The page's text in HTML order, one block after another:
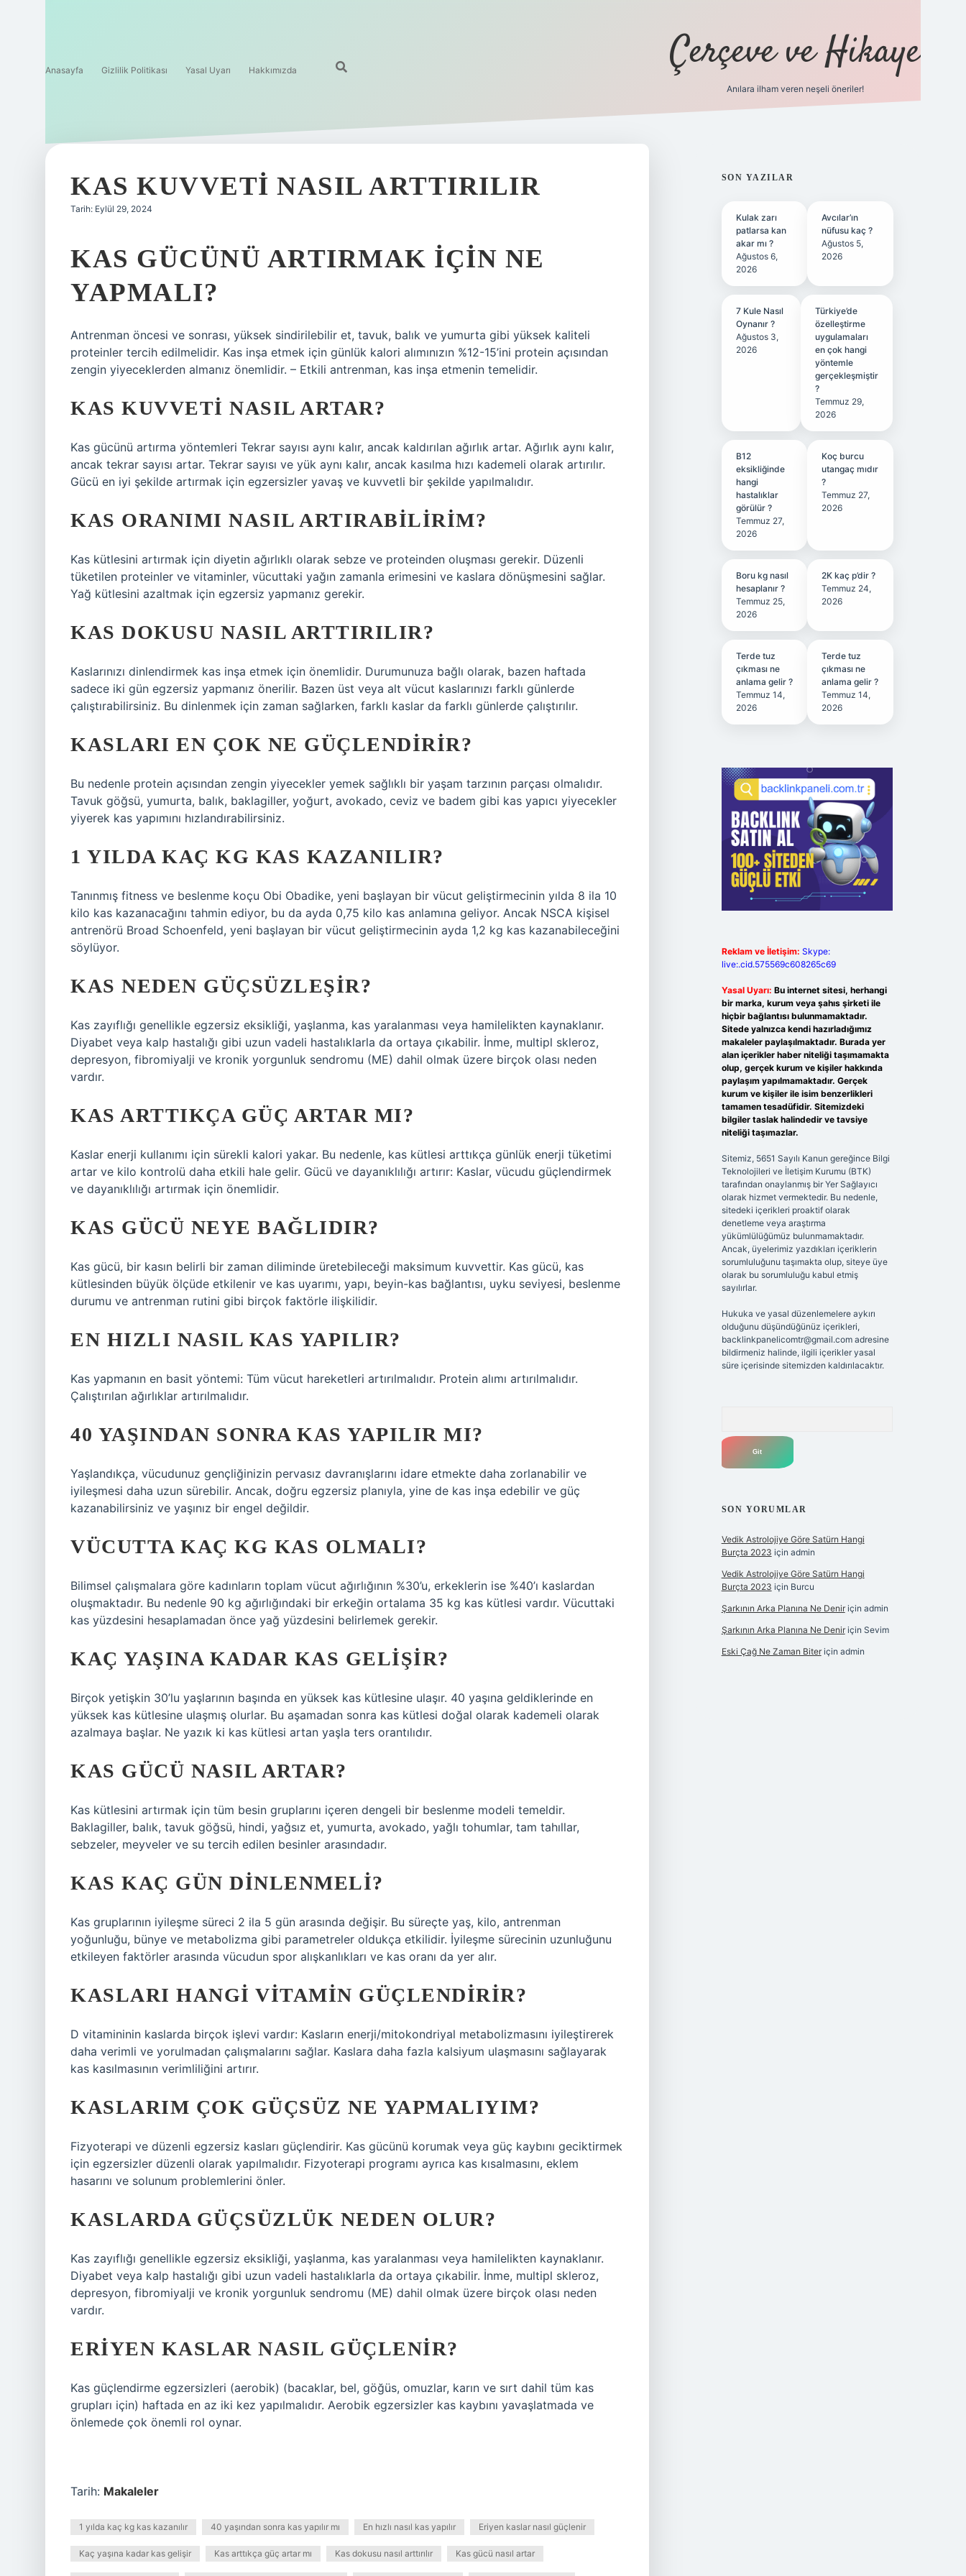
Anasayfa Gizlilik Politikası Yasal Uyarı Hakkımızda Çerçeve ve Hikaye
Anılara ilham veren neşeli öneriler!
KAS KUVVETI NASIL ARTTIRILIR
Tarih: Eylül 29, 2024
KAS GÜCÜNÜ ARTIRMAK IÇIN NE
YAPMALI?
Antrenman öncesi ve sonrası, yüksek sindirilebilir et, tavuk, balık ve yumurta gibi yüksek kaliteli
proteinler tercih edilmelidir. Kas inşa etmek için günlük kalori alımınızın %12-15’ini protein açısından
zengin yiyeceklerden almanız önemlidir. – Etkili antrenman, kas inşa etmenin temelidir.
KAS KUVVETI NASIL ARTAR?
Kas gücünü artırma yöntemleri Tekrar sayısı aynı kalır, ancak kaldırılan ağırlık artar. Ağırlık aynı kalır,
ancak tekrar sayısı artar. Tekrar sayısı ve yük aynı kalır, ancak kasılma hızı kademeli olarak artırılır.
Gücü en iyi şekilde artırmak için egzersizler yavaş ve kuvvetli bir şekilde yapılmalıdır.
KAS ORANIMI NASIL ARTIRABILIRIM?
Kas kütlesini artırmak için diyetin ağırlıklı olarak sebze ve proteinden oluşması gerekir. Düzenli
tüketilen proteinler ve vitaminler, vücuttaki yağın zamanla erimesini ve kaslara dönüşmesini sağlar.
Yağ kütlesini azaltmak için egzersiz yapmanız gerekir.
KAS DOKUSU NASIL ARTTIRILIR?
Kaslarınızı dinlendirmek kas inşa etmek için önemlidir. Durumunuza bağlı olarak, bazen haftada
sadece iki gün egzersiz yapmanız önerilir. Bazen üst veya alt vücut kaslarınızı farklı günlerde
çalıştırabilirsiniz. Bu dinlenmek için zaman sağlarken, farklı kaslar da farklı günlerde çalıştırılır.
KASLARI EN ÇOK NE GÜÇLENDIRIR?
Bu nedenle protein açısından zengin yiyecekler yemek sağlıklı bir yaşam tarzının parçası olmalıdır.
Tavuk göğsü, yumurta, balık, baklagiller, yoğurt, avokado, ceviz ve badem gibi kas yapıcı yiyecekler
yiyerek kas yapımını hızlandırabilirsiniz.
1 YILDA KAÇ KG KAS KAZANILIR?
Tanınmış fitness ve beslenme koçu Obi Obadike, yeni başlayan bir vücut geliştirmecinin yılda 8 ila 10
kilo kas kazanacağını tahmin ediyor, bu da ayda 0,75 kilo kas anlamına geliyor. Ancak NSCA kişisel
antrenörü Broad Schoenfeld, yeni başlayan bir vücut geliştirmecinin ayda 1,2 kg kas kazanabileceğini
söylüyor.
KAS NEDEN GÜÇSÜZLEŞIR?
Kas zayıflığı genellikle egzersiz eksikliği, yaşlanma, kas yaralanması veya hamilelikten kaynaklanır.
Diyabet veya kalp hastalığı gibi uzun vadeli hastalıklarla da ortaya çıkabilir. İnme, multipl skleroz,
depresyon, fibromiyalji ve kronik yorgunluk sendromu (ME) dahil olmak üzere birçok olası neden
vardır.
KAS ARTTIKÇA GÜÇ ARTAR MI?
Kaslar enerji kullanımı için sürekli kalori yakar. Bu nedenle, kas kütlesi arttıkça günlük enerji tüketimi
artar ve kilo kontrolü daha etkili hale gelir. Gücü ve dayanıklılığı artırır: Kaslar, vücudu güçlendirmek
ve dayanıklılığı artırmak için önemlidir.
KAS GÜCÜ NEYE BAĞLIDIR?
Kas gücü, bir kasın belirli bir zaman diliminde üretebileceği maksimum kuvvettir. Kas gücü, kas
kütlesinden büyük ölçüde etkilenir ve kas uyarımı, yapı, beyin-kas bağlantısı, uyku seviyesi, beslenme
durumu ve antrenman rutini gibi birçok faktörle ilişkilidir.
EN HIZLI NASIL KAS YAPILIR?
Kas yapmanın en basit yöntemi: Tüm vücut hareketleri artırılmalıdır. Protein alımı artırılmalıdır.
Çalıştırılan ağırlıklar artırılmalıdır.
40 YAŞINDAN SONRA KAS YAPILIR MI?
Yaşlandıkça, vücudunuz gençliğinizin pervasız davranışlarını idare etmekte daha zorlanabilir ve
iyileşmesi daha uzun sürebilir. Ancak, doğru egzersiz planıyla, yine de kas inşa edebilir ve güç
kazanabilirsiniz ve yaşınız bir engel değildir.
VÜCUTTA KAÇ KG KAS OLMALI?
Bilimsel çalışmalara göre kadınların toplam vücut ağırlığının %30’u, erkeklerin ise %40’ı kaslardan
oluşmaktadır. Bu nedenle 90 kg ağırlığındaki bir erkeğin ortalama 35 kg kas kütlesi vardır. Vücuttaki
kas yüzdesini hesaplamadan önce yağ yüzdesini belirlemek gerekir.
KAÇ YAŞINA KADAR KAS GELIŞIR?
Birçok yetişkin 30’lu yaşlarının başında en yüksek kas kütlesine ulaşır. 40 yaşına geldiklerinde en
yüksek kas kütlesine ulaşmış olurlar. Bu aşamadan sonra kas kütlesi doğal olarak kademeli olarak
azalmaya başlar. Ne yazık ki kas kütlesi artan yaşla ters orantılıdır.
KAS GÜCÜ NASIL ARTAR?
Kas kütlesini artırmak için tüm besin gruplarını içeren dengeli bir beslenme modeli temeldir.
Baklagiller, balık, tavuk göğsü, hindi, yağsız et, yumurta, avokado, yağlı tohumlar, tam tahıllar,
sebzeler, meyveler ve su tercih edilen besinler arasındadır.
KAS KAÇ GÜN DINLENMELI?
Kas gruplarının iyileşme süreci 2 ila 5 gün arasında değişir. Bu süreçte yaş, kilo, antrenman
yoğunluğu, bünye ve metabolizma gibi parametreler oldukça etkilidir. İyileşme sürecinin uzunluğunu
etkileyen faktörler arasında vücudun spor alışkanlıkları ve kas oranı da yer alır.
KASLARI HANGI VITAMIN GÜÇLENDIRIR?
D vitamininin kaslarda birçok işlevi vardır: Kasların enerji/mitokondriyal metabolizmasını iyileştirerek
daha verimli ve yorulmadan çalışmalarını sağlar. Kaslara daha fazla kalsiyum ulaşmasını sağlayarak
kas kasılmasının verimliliğini artırır.
KASLARIM ÇOK GÜÇSÜZ NE YAPMALIYIM?
Fizyoterapi ve düzenli egzersiz kasları güçlendirir. Kas gücünü korumak veya güç kaybını geciktirmek
için egzersizler düzenli olarak yapılmalıdır. Fizyoterapi programı ayrıca kas kısalmasını, eklem
hasarını ve solunum problemlerini önler.
KASLARDA GÜÇSÜZLÜK NEDEN OLUR?
Kas zayıflığı genellikle egzersiz eksikliği, yaşlanma, kas yaralanması veya hamilelikten kaynaklanır.
Diyabet veya kalp hastalığı gibi uzun vadeli hastalıklarla da ortaya çıkabilir. İnme, multipl skleroz,
depresyon, fibromiyalji ve kronik yorgunluk sendromu (ME) dahil olmak üzere birçok olası neden
vardır.
ERIYEN KASLAR NASIL GÜÇLENIR?
Kas güçlendirme egzersizleri (aerobik) (bacaklar, bel, göğüs, omuzlar, karın ve sırt dahil tüm kas
grupları için) haftada en az iki kez yapılmalıdır. Aerobik egzersizler kas kaybını yavaşlatmada ve
önlemede çok önemli rol oynar.
Tarih: Makaleler
1 yılda kaç kg kas kazanılır 40 yaşından sonra kas yapılır mı En hızlı nasıl kas yapılır Eriyen kaslar nasıl güçlenir
Kaç yaşına kadar kas gelişir Kas arttıkça güç artar mı Kas dokusu nasıl arttırılır Kas gücü nasıl artar
SIDEBAR
SON YAZILAR
Kulak zarı
patlarsa kan
akar mı ?
Ağustos 6,
2026
Avcılar’ın
nüfusu kaç ?
Ağustos 5,
2026
7 Kule Nasıl
Oynanır ?
Ağustos 3,
2026
Türkiye’de
özelleştirme
uygulamaları
en çok hangi
yöntemle
gerçekleşmiştir
?
Temmuz 29,
2026
B12
eksikliğinde
hangi
hastalıklar
görülür ?
Temmuz 27,
2026
Koç burcu
utangaç mıdır
?
Temmuz 27,
2026
Boru kg nasıl
hesaplanır ?
Temmuz 25,
2026
2K kaç p’dir ?
Temmuz 24,
2026
Terde tuz
çıkması ne
anlama gelir ?
Temmuz 14,
2026
Terde tuz
çıkması ne
anlama gelir ?
Temmuz 14,
2026
Reklam ve İletişim: Skype:
live:.cid.575569c608265c69
Yasal Uyarı: Bu internet sitesi, herhangi
bir marka, kurum veya şahıs şirketi ile
hiçbir bağlantısı bulunmamaktadır.
Sitede yalnızca kendi hazırladığımız
makaleler paylaşılmaktadır. Burada yer
alan içerikler haber niteliği taşımamakta
olup, gerçek kurum ve kişiler hakkında
paylaşım yapılmamaktadır. Gerçek
kurum ve kişiler ile isim benzerlikleri
tamamen tesadüfidir. Sitemizdeki
bilgiler taslak halindedir ve tavsiye
niteliği taşımazlar.
Sitemiz, 5651 Sayılı Kanun gereğince Bilgi
Teknolojileri ve İletişim Kurumu (BTK)
tarafından onaylanmış bir Yer Sağlayıcı
olarak hizmet vermektedir. Bu nedenle,
sitedeki içerikleri proaktif olarak
denetleme veya araştırma
yükümlülüğümüz bulunmamaktadır.
Ancak, üyelerimiz yazdıkları içeriklerin
sorumluluğunu taşımakta olup, siteye üye
olarak bu sorumluluğu kabul etmiş
sayılırlar.
Hukuka ve yasal düzenlemelere aykırı
olduğunu düşündüğünüz içerikleri,
backlinkpanelicomtr@gmail.comadresine
bildirmeniz halinde, ilgili içerikler yasal
süre içerisinde sitemizden kaldırılacaktır.
SON YORUMLAR
Vedik Astrolojiye Göre Satürn Hangi
Burçta 2023 için admin
Vedik Astrolojiye Göre Satürn Hangi
Burçta 2023 için Burcu
Şarkının Arka Planına Ne Deniriçin admin
Şarkının Arka Planına Ne Deniriçin Sevim
Eski Çağ Ne Zaman Biteriçin admin